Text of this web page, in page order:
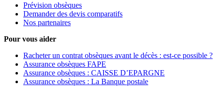
Prévision obsèques
Demander des devis comparatifs
Nos partenaires
Pour vous aider
Racheter un contrat obsèques avant le décès : est-ce possible ?
Assurance obsèques FAPE
Assurance obsèques : CAISSE D’EPARGNE
Assurance obsèques : La Banque postale